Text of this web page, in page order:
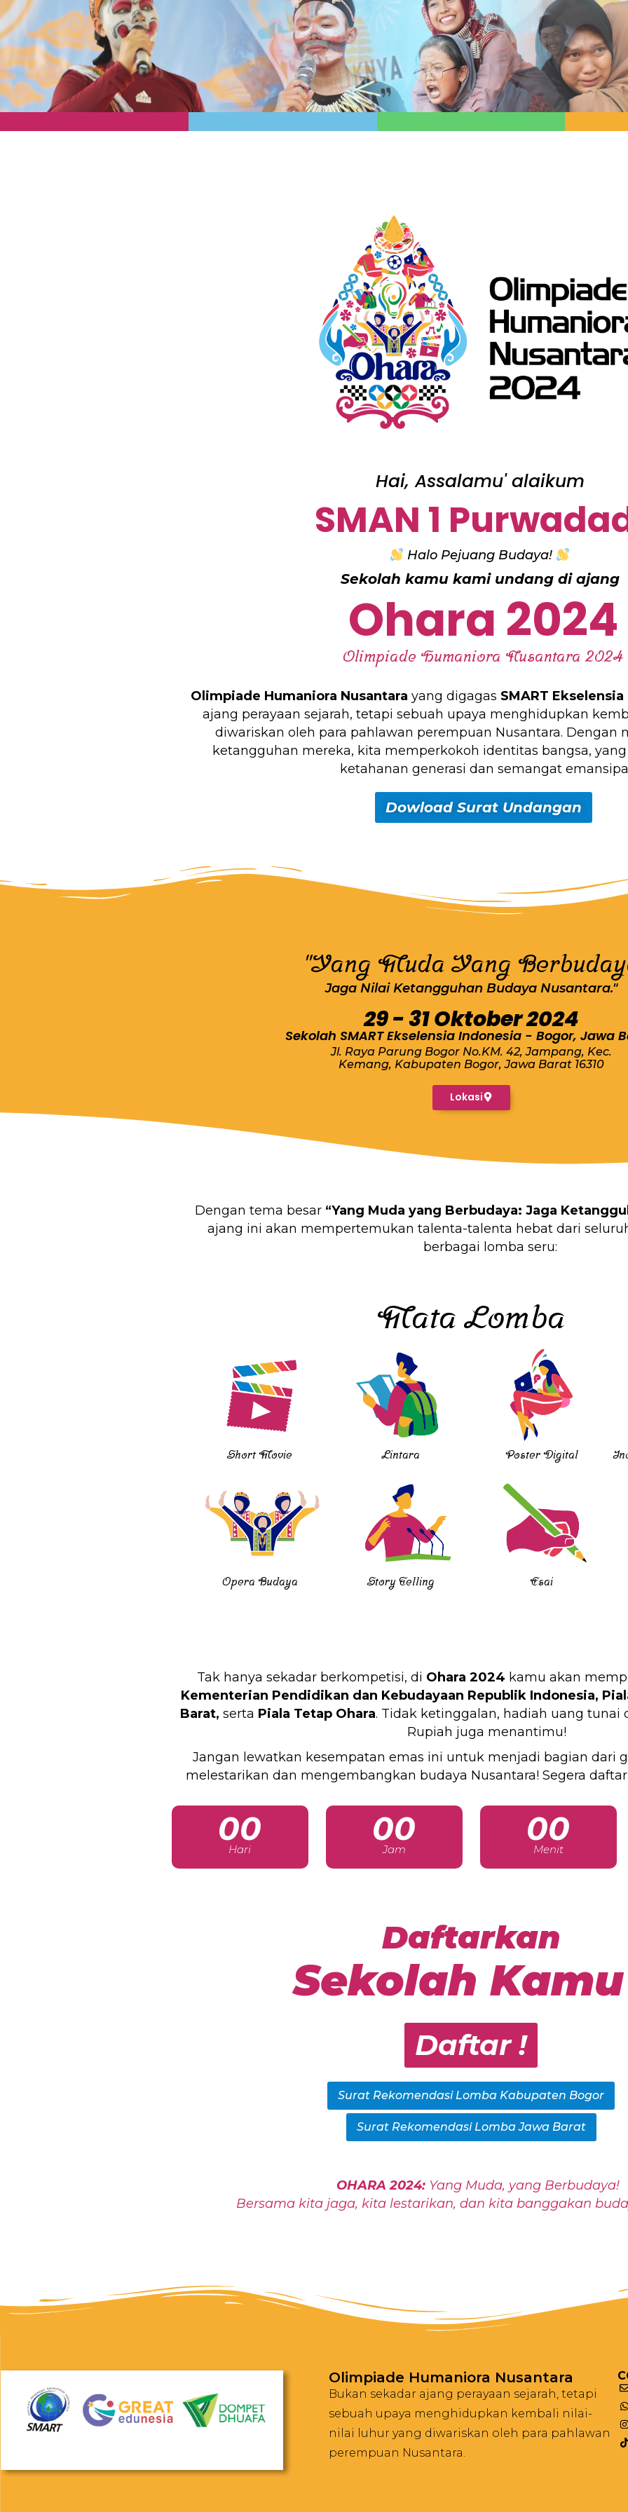
Hai, Assalamu' alaikum
SMAN 1
Halo Pejuang Budaya!
Sekolah kamu kami undang di ajang
Ohara 2024
Olimpiade Humaniora Nusantara 2024
Olimpiade Humaniora Nusantara yang digagas SMART
ajang perayaan sejarah, tetapi sebuah upaya menghidupkan
diwariskan oleh para pahlawan perempuan Nusantara. Dengan
ketangguhan mereka, kita memperkokoh identitas bangsa,
ketahanan generasi dan semangat
Dowload Surat Undangan
"Yang Muda Yang
Jaga Nilai Ketangguhan Budaya Nusantara."
29 - 31 Oktober 2024
Sekolah SMART Ekselensia Indonesia - Bogor, Jawa
Jl. Raya Parung Bogor No.KM. 42, Jampang, Kec.
Kemang, Kabupaten Bogor, Jawa Barat 16310
Lokasi
Dengan tema besar “Yang Muda yang Berbudaya: Jaga
ajang ini akan mempertemukan talenta-talenta hebat dari
berbagai lomba seru:
Mata Lomba
Short Movie Lintara Poster Digital
Opera Budaya Story Telling Esai
Tak hanya sekadar berkompetisi, di Ohara 2024 kamu akan
Kementerian Pendidikan dan Kebudayaan Republik Indonesia,
Barat, serta Piala Tetap Ohara. Tidak ketinggalan, hadiah uang tunai
Rupiah juga menantimu!
Jangan lewatkan kesempatan emas ini untuk menjadi bagian dari
melestarikan dan mengembangkan budaya Nusantara! Segera
00
Hari
00
Jam
00
Menit
Daftarkan
Sekolah
Daftar !
Surat Rekomendasi Lomba Kabupaten Bogor
Surat Rekomendasi Lomba Jawa Barat
OHARA 2024: Yang Muda, yang Berbudaya!
Bersama kita jaga, kita lestarikan, dan kita banggakan
Olimpiade Humaniora Nusantara
Bukan sekadar ajang perayaan sejarah, tetapi
sebuah upaya menghidupkan kembali nilai-
nilai luhur yang diwariskan oleh para pahlawan
perempuan Nusantara.